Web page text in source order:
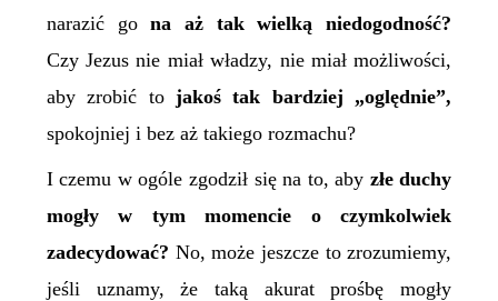
narazić gona aż tak wielkąniedogodność?
Czy Jezus nie miał władzy, nie miał możliwości,
aby zrobić to jakoś tak bardziej „oględnie”,
spokojniej i bez aż takiego rozmachu?
I czemu w ogóle zgodził się na to, aby złe duchy
mogły w tym momencie o czymkolwiek
zadecydować? No, może jeszcze to zrozumiemy,
jeśli uznamy, że taką akurat prośbę mogły